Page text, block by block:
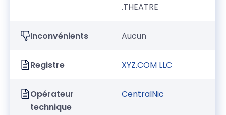
.THEATRE
Inconvénients Aucun
Registre XYZ.COM LLC
Opérateur
technique
CentralNic